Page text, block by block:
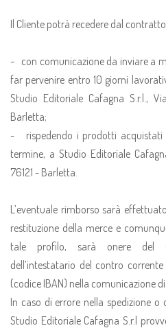
Il Cliente potrà recedere dal
- con comunicazione da inviare a
far pervenire entro 10 giorni
Studio Editoriale Cafagna S.r.l.,
Barletta;
- rispedendo i prodotti acquistati
termine, a Studio Editoriale
76121 - Barletta.
L’eventuale rimborso sarà
restituzione della merce e
tale profilo, sarà onere del
dell’intestatario del contro
(codice IBAN) nella comunicazione
In caso di errore nella spedizione
Studio Editoriale Cafagna S.r.l